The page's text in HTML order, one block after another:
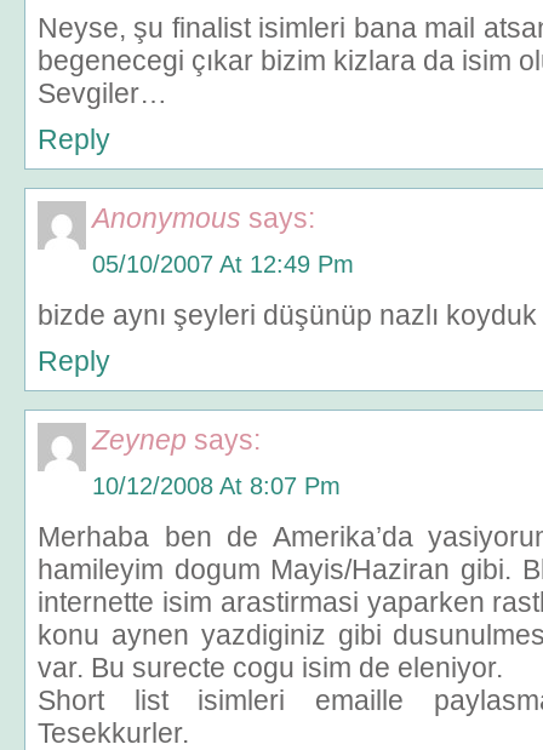
Neyse, şu finalist isimleri bana mail
begenecegi çıkar bizim kizlara da isim
Sevgiler…
Reply
Anonymous says:
05/10/2007 At 12:49 Pm
bizde aynı şeyleri düşünüp nazlı
Reply
Zeynep says:
10/12/2008 At 8:07 Pm
Merhaba ben de Amerika’da
hamileyim dogum Mayis/Haziran gibi.
internette isim arastirmasi yaparken
konu aynen yazdiginiz gibi
var. Bu surecte cogu isim de eleniyor.
Short list isimleri emaille
Tesekkurler.